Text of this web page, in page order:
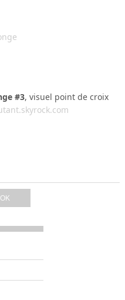
#3, visuel point de croix